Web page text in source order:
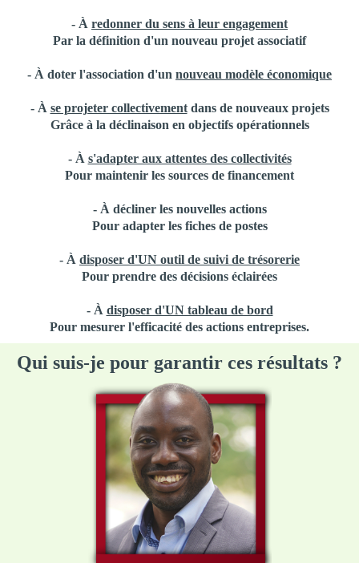
- À redonner du sens à leur engagement
Par la définition d'un nouveau projet associatif
- À doter l'association d'un nouveau modèle économique
- À se projeter collectivementdans de nouveaux projets
Grâce à la déclinaison en objectifs opérationnels
- À s'adapter aux attentes des collectivités
Pour maintenir les sources de financement
- À décliner les nouvelles actions
Pour adapter les fiches de postes
- À disposer d'UN outil de suivi de trésorerie
Pour prendre des décisions éclairées
- À disposer d'UN tableau de bord
Pour mesurer l'efficacité des actions entreprises.
Qui suis-je pour garantir ces résultats ?